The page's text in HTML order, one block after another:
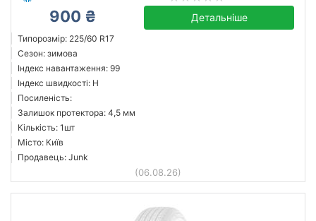
900 ₴ Детальніше
Типорозмір: 225/60 R17
Сезон: зимова
Індекс навантаження: 99
Індекс швидкості: H
Посиленість:
Залишок протектора: 4,5 мм
Кількість: 1шт
Місто: Київ
Продавець: Junk
(06.08.26)